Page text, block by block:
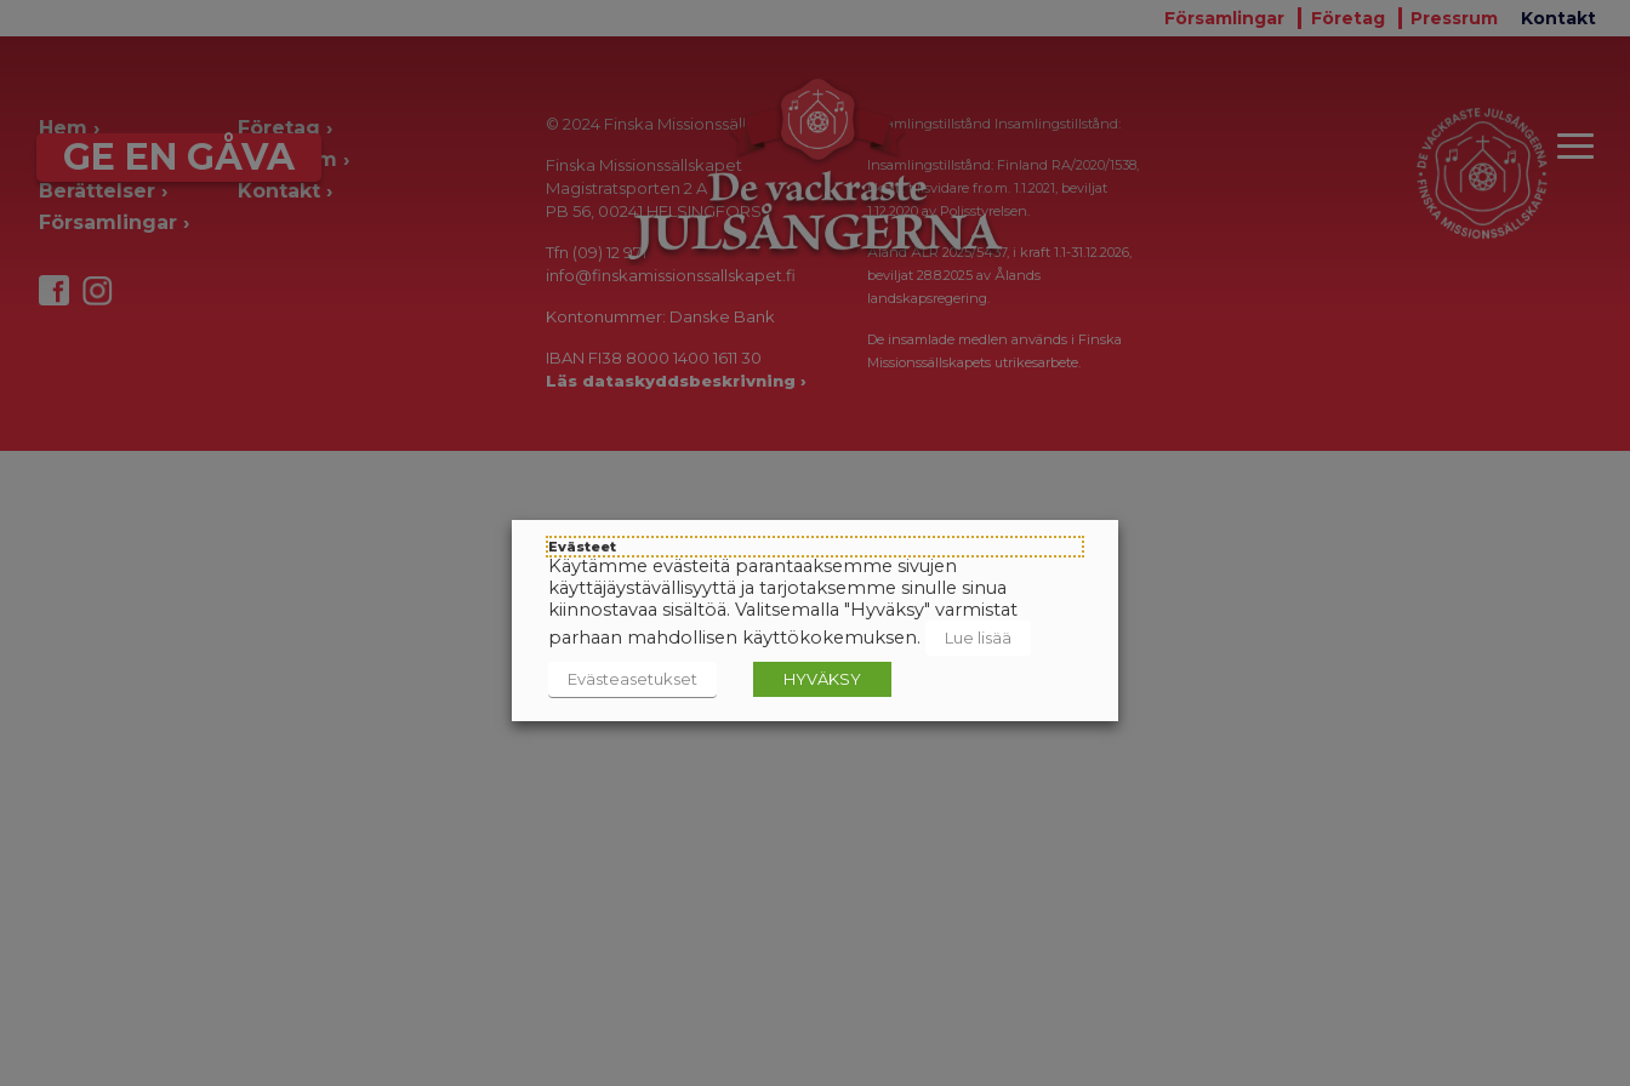
Församlingar Företag Pressrum Kontakt
GE EN GÅVA
Hem
Ge en gåva
Berättelser
Församlingar
Företag
Pressrum
Kontakt
© 2024 Finska Missionssällskapet
Finska Missionssällskapet
Magistratsporten 2 A
PB 56, 00241 HELSINGFORS
Tfn (09) 12 971
info@finskamissionssallskapet.fi
Kontonummer: Danske Bank
IBAN FI38 8000 1400 1611 30
Läs dataskyddsbeskrivning ›
Insamlingstillstånd Insamlingstillstånd:
Insamlingstillstånd: Finland RA/2020/1538,
i kraft tillsvidare fr.o.m. 1.1.2021, beviljat
1.12.2020 av Polisstyrelsen.
Åland ÅLR 2025/5437, i kraft 1.1-31.12.2026,
beviljat 28.8.2025 av Ålands
landskapsregering.
De insamlade medlen används i Finska
Missionssällskapets utrikesarbete.
Evästeet
Käytämme evästeitä parantaaksemme sivujen
käyttäjäystävällisyyttä ja tarjotaksemme sinulle sinua
kiinnostavaa sisältöä. Valitsemalla "Hyväksy" varmistat
parhaan mahdollisen käyttökokemuksen.
Lue lisää
Evästeasetukset HYVÄKSY